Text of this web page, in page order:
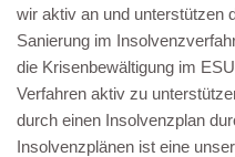
wir aktiv an und unterstützen
Sanierung im
die Krisenbewältigung im
Verfahren aktiv zu
durch einen Insolvenzplan
Insolvenzplänen ist eine